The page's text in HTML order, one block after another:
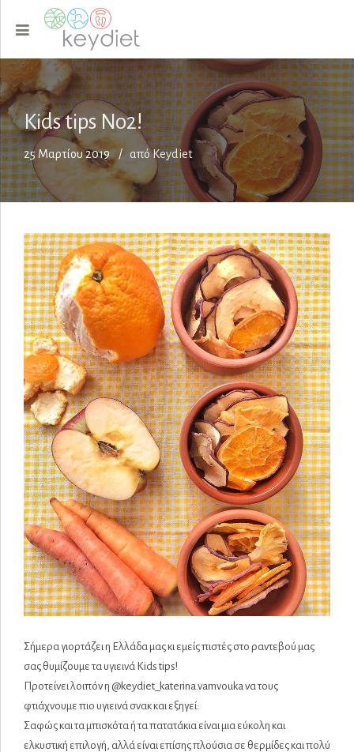
Kids tips Νο2!
25 Μαρτίου 2019 από Keydiet
Σήμερα γιορτάζει η Ελλάδα μας κι εμείς πιστές στο ραντεβού μας
σας θυμίζουμε τα υγιεινά Kids tips!
Προτείνει λοιπόν η @keydiet_katerina.vamvouka να τους
φτιάχνουμε πιο υγιεινά σνακ και εξηγεί:
Σαφώς και τα μπισκότα ή τα πατατάκια είναι μια εύκολη και
ελκυστική επιλογή, αλλά είναι επίσης πλούσια σε θερμίδες και πολύ